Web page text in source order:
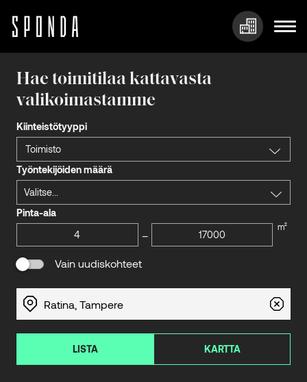
sisältöön
Hae toimitilaa kattavasta
valikoimastamme
Kiinteistötyyppi
Toimisto
Työntekijöiden määrä
Valitse...
Pinta-ala
–
m²
Vain uudiskohteet
LISTA KARTTA